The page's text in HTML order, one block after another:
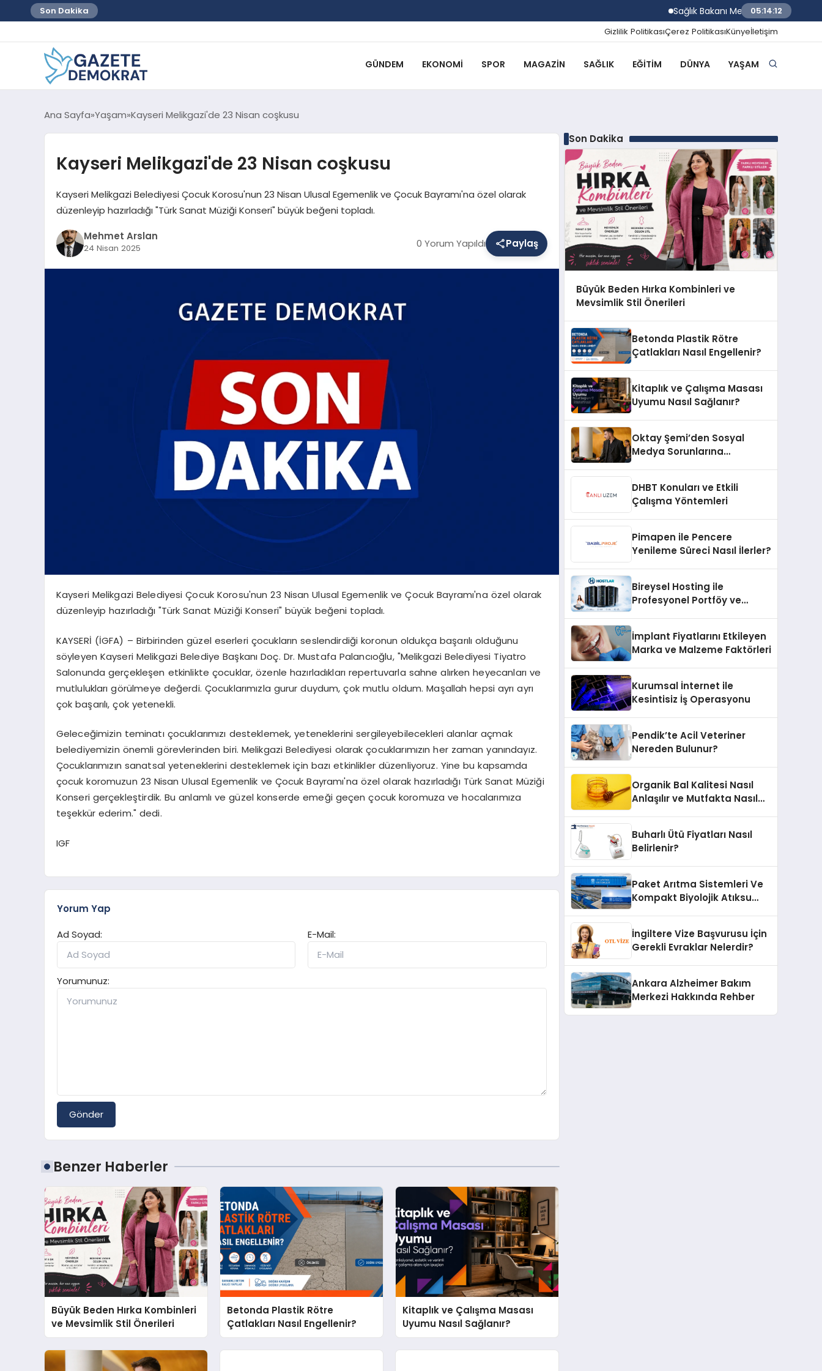
Son Dakika Sağlık Bakanı Memişoğlu İzmir
05:14:13
Gizlilik PolitikasıÇerez PolitikasıKünyeİletişim
GÜNDEM EKONOMI SPOR MAGAZIN SAĞLIK EĞITIM DÜNYA YAŞAM
Ana Sayfa Yaşam Kayseri Melikgazi'de 23 Nisan coşkusu
Kayseri Melikgazi'de 23 Nisan coşkusu
Kayseri Melikgazi Belediyesi Çocuk Korosu'nun 23 Nisan Ulusal Egemenlik ve Çocuk Bayramı'na özel olarak
düzenleyip hazırladığı "Türk Sanat Müziği Konseri" büyük beğeni topladı.
Mehmet Arslan
24 Nisan 2025 0 Yorum Yapıldı Paylaş
Kayseri Melikgazi Belediyesi Çocuk Korosu'nun 23 Nisan Ulusal Egemenlik ve Çocuk Bayramı'na özel olarak
düzenleyip hazırladığı "Türk Sanat Müziği Konseri" büyük beğeni topladı.
KAYSERİ (İGFA) – Birbirinden güzel eserleri çocukların seslendirdiği koronun oldukça başarılı olduğunu
söyleyen Kayseri Melikgazi Belediye Başkanı Doç. Dr. Mustafa Palancıoğlu, "Melikgazi Belediyesi Tiyatro
Salonunda gerçekleşen etkinlikte çocuklar, özenle hazırladıkları repertuvarla sahne alırken heyecanları ve
mutlulukları görülmeye değerdi. Çocuklarımızla gurur duydum, çok mutlu oldum. Maşallah hepsi ayrı ayrı
çok başarılı, çok yetenekli.
Geleceğimizin teminatı çocuklarımızı desteklemek, yeteneklerini sergileyebilecekleri alanlar açmak
belediyemizin önemli görevlerinden biri. Melikgazi Belediyesi olarak çocuklarımızın her zaman yanındayız.
Çocuklarımızın sanatsal yeteneklerini desteklemek için bazı etkinlikler düzenliyoruz. Yine bu kapsamda
çocuk koromuzun 23 Nisan Ulusal Egemenlik ve Çocuk Bayramı'na özel olarak hazırladığı Türk Sanat Müziği
Konseri gerçekleştirdik. Bu anlamlı ve güzel konserde emeği geçen çocuk koromuza ve hocalarımıza
teşekkür ederim." dedi.
IGF
Yorum Yap
Ad Soyad:
E-Mail:
Yorumunuz:
Gönder
Benzer Haberler
Büyük Beden Hırka Kombinleri
ve Mevsimlik Stil Önerileri
Betonda Plastik Rötre
Çatlakları Nasıl Engellenir?
Kitaplık ve Çalışma Masası
Uyumu Nasıl Sağlanır?
Son Dakika
Büyük Beden Hırka Kombinleri ve
Mevsimlik Stil Önerileri
Betonda Plastik Rötre
Çatlakları Nasıl Engellenir?
Kitaplık ve Çalışma Masası
Uyumu Nasıl Sağlanır?
Oktay Şemi’den Sosyal
Medya Sorunlarına
DHBT Konuları ve Etkili
Çalışma Yöntemleri
Pimapen ile Pencere
Yenileme Süreci Nasıl İlerler?
Bireysel Hosting ile
Profesyonel Portföy ve
İmplant Fiyatlarını Etkileyen
Marka ve Malzeme Faktörleri
Kurumsal İnternet ile
Kesintisiz İş Operasyonu
Pendik’te Acil Veteriner
Nereden Bulunur?
Organik Bal Kalitesi Nasıl
Anlaşılır ve Mutfakta Nasıl
Buharlı Ütü Fiyatları Nasıl
Belirlenir?
Paket Arıtma Sistemleri Ve
Kompakt Biyolojik Atıksu
İngiltere Vize Başvurusu İçin
Gerekli Evraklar Nelerdir?
Ankara Alzheimer Bakım
Merkezi Hakkında Rehber